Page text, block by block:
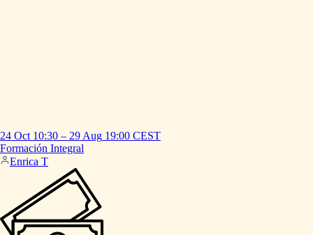
24 Oct 10:30 – 29 Aug 19:00 CEST
Formación Integral
Enrica T